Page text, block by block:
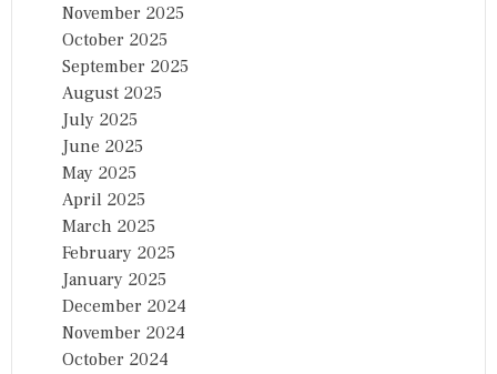
November 2025
October 2025
September 2025
August 2025
July 2025
June 2025
May 2025
April 2025
March 2025
February 2025
January 2025
December 2024
November 2024
October 2024